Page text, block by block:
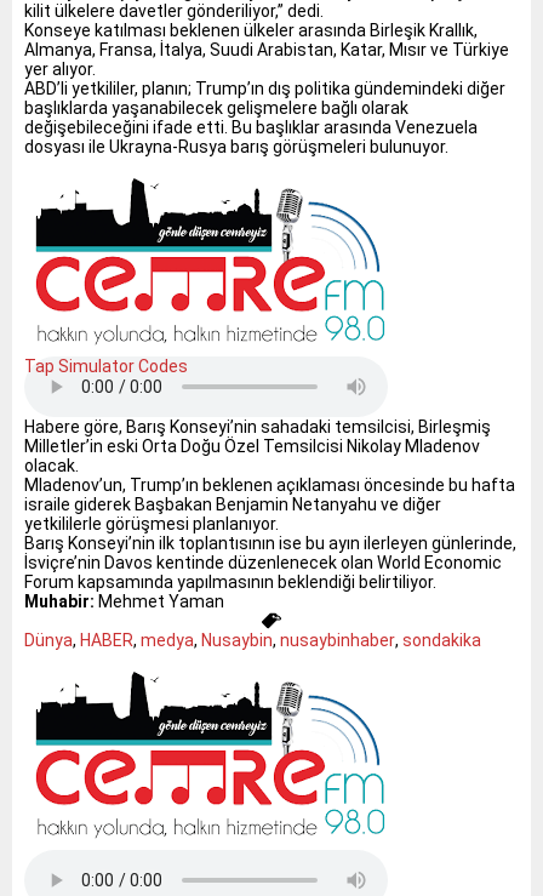
kilit ülkelere davetler gönderiliyor,” dedi.
Konseye katılması beklenen ülkeler arasında Birleşik Krallık,
Almanya, Fransa, İtalya, Suudi Arabistan, Katar, Mısır ve Türkiye
yer alıyor.
ABD’li yetkililer, planın; Trump’ın dış politika gündemindeki diğer
başlıklarda yaşanabilecek gelişmelere bağlı olarak
değişebileceğini ifade etti. Bu başlıklar arasında Venezuela
dosyası ile Ukrayna-Rusya barış görüşmeleri bulunuyor.
Tap Simulator Codes
Habere göre, Barış Konseyi’nin sahadaki temsilcisi, Birleşmiş
Milletler’in eski Orta Doğu Özel Temsilcisi Nikolay Mladenov
olacak.
Mladenov’un, Trump’ın beklenen açıklaması öncesinde bu hafta
israile giderek Başbakan Benjamin Netanyahu ve diğer
yetkililerle görüşmesi planlanıyor.
Barış Konseyi’nin ilk toplantısının ise bu ayın ilerleyen günlerinde,
İsviçre’nin Davos kentinde düzenlenecek olan World Economic
Forum kapsamında yapılmasının beklendiği belirtiliyor.
Muhabir: Mehmet Yaman
Dünya, HABER, medya, Nusaybin, nusaybinhaber, sondakika